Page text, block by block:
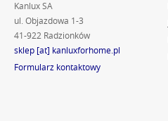
Kanlux SA
ul. Objazdowa 1-3
41-922 Radzionków
sklep [at] kanluxforhome.pl
Formularz kontaktowy